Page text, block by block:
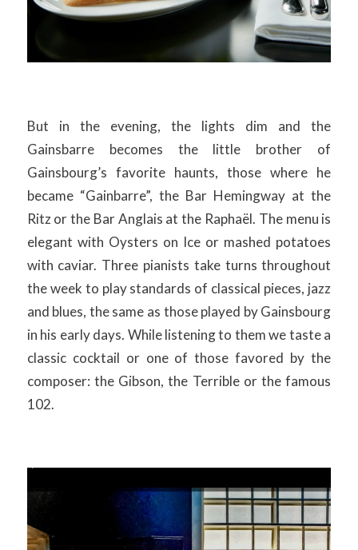
But in the evening, the lights dim and the
Gainsbarre becomes the little brother of
Gainsbourg’s favorite haunts, those where he
became “Gainbarre”, the Bar Hemingway at the
Ritz or the Bar Anglais at the Raphaël. The menu is
elegant with Oysters on Ice or mashed potatoes
with caviar. Three pianists take turns throughout
the week to play standards of classical pieces, jazz
and blues, the same as those played by Gainsbourg
in his early days. While listening to them we taste a
classic cocktail or one of those favored by the
composer: the Gibson, the Terrible or the famous
102.